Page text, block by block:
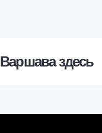
Варшава здесь